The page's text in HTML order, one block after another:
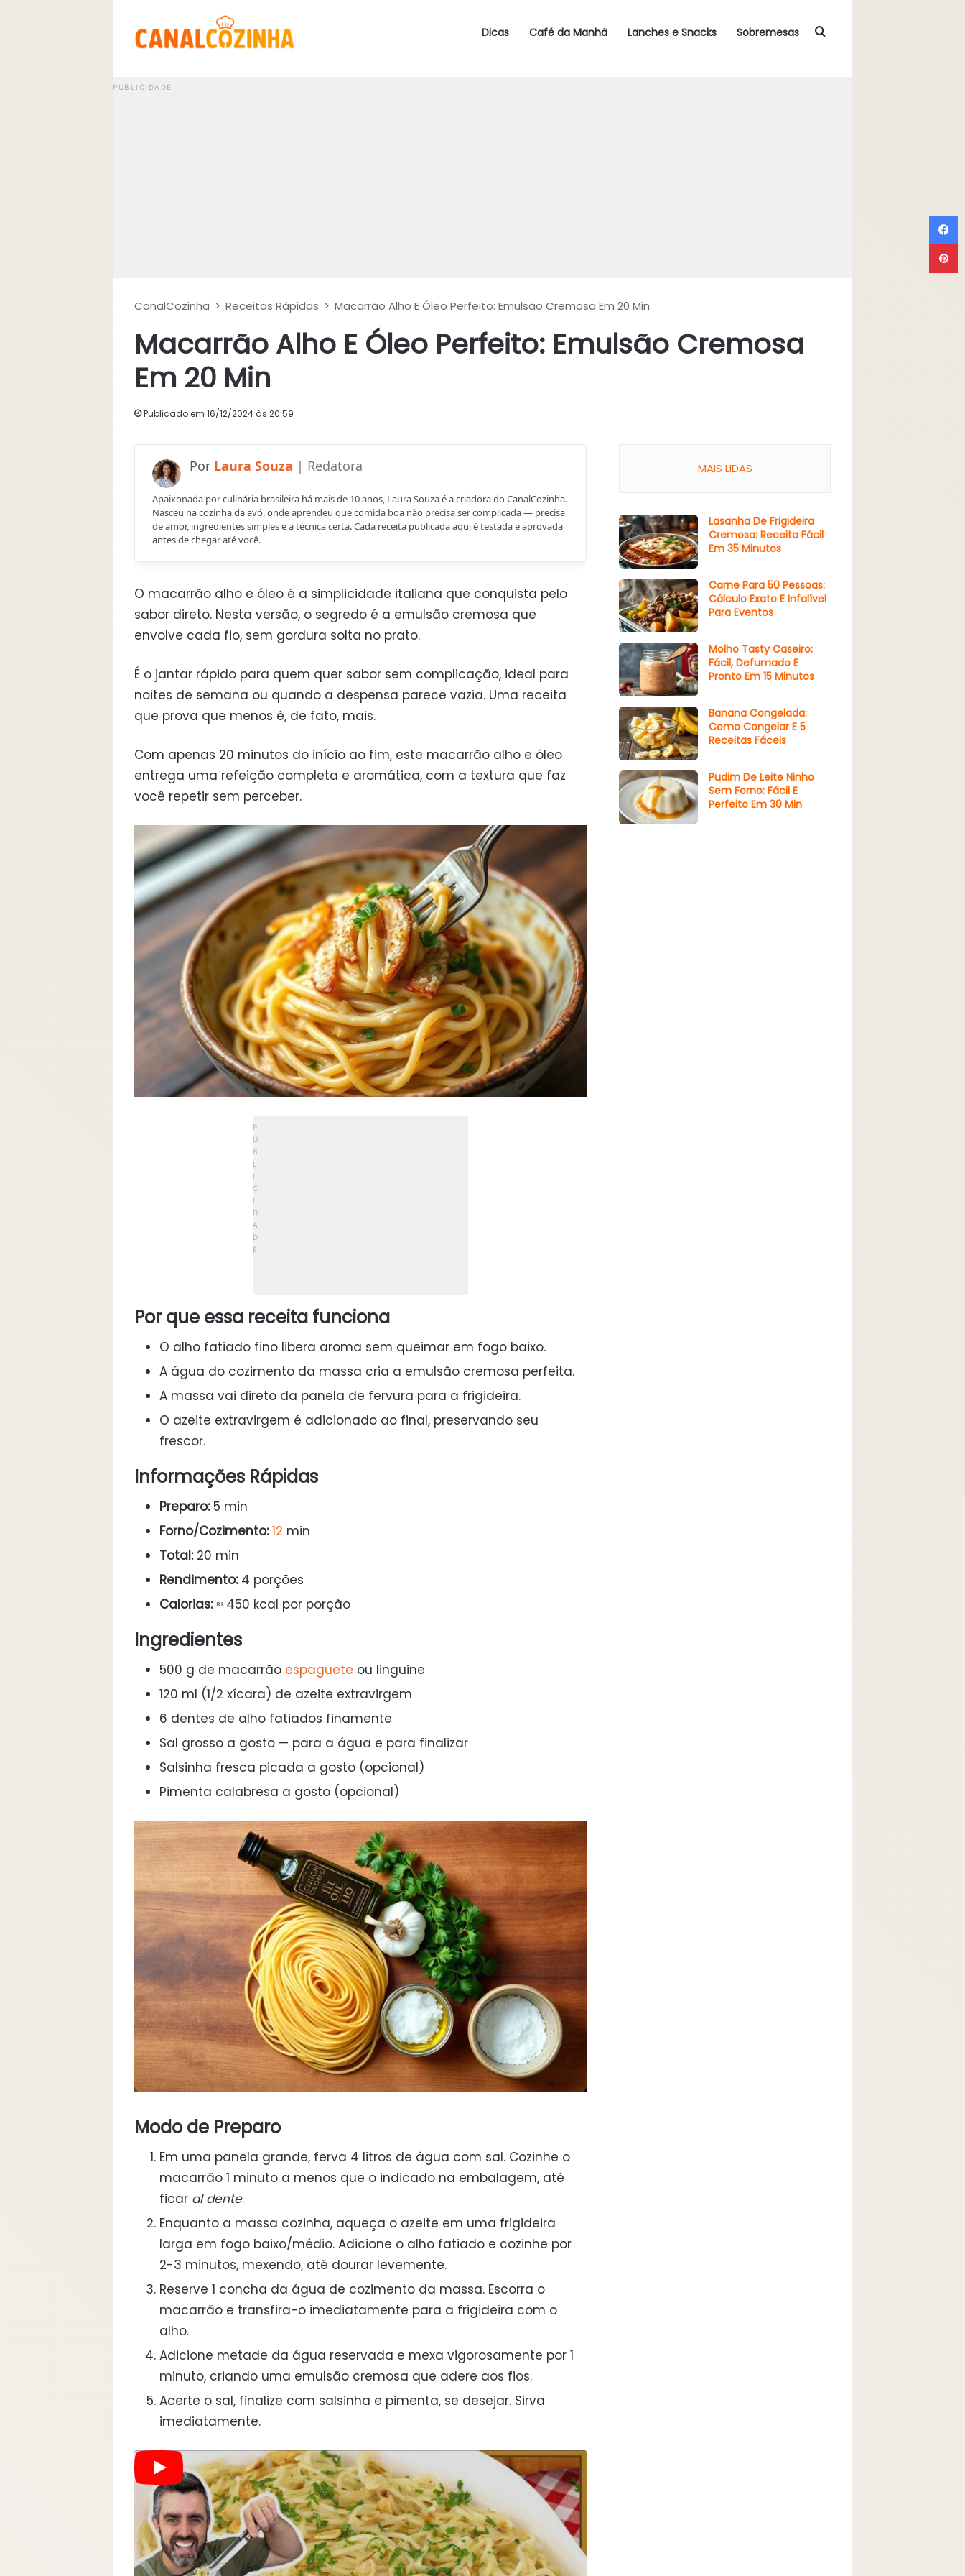
Dicas Café da Manhã Lanches e Snacks Sobremesas Procurar por
CanalCozinha > Receitas Rápidas > Macarrão Alho E Óleo Perfeito: Emulsão Cremosa Em 20 Min
Macarrão Alho E Óleo Perfeito: Emulsão Cremosa
Em 20 Min
Publicado em 16/12/2024 às 20:59
Laura Souza
Apaixonada por culinária brasileira há mais de 10 anos, Laura Souza é a criadora do CanalCozinha.
Nasceu na cozinha da avó, onde aprendeu que comida boa não precisa ser complicada — precisa
de amor, ingredientes simples e a técnica certa. Cada receita publicada aqui é testada e aprovada
antes de chegar até você.
O macarrão alho e óleo é a simplicidade italiana que conquista pelo
sabor direto. Nesta versão, o segredo é a emulsão cremosa que
envolve cada fio, sem gordura solta no prato.
É o jantar rápido para quem quer sabor sem complicação, ideal para
noites de semana ou quando a despensa parece vazia. Uma receita
que prova que menos é, de fato, mais.
Com apenas 20 minutos do início ao fim, este macarrão alho e óleo
entrega uma refeição completa e aromática, com a textura que faz
você repetir sem perceber.
Por que essa receita funciona
O alho fatiado fino libera aroma sem queimar em fogo baixo.
A água do cozimento da massa cria a emulsão cremosa perfeita.
A massa vai direto da panela de fervura para a frigideira.
O azeite extravirgem é adicionado ao final, preservando seu
frescor.
Informações Rápidas
Preparo:5 min
Forno/Cozimento: 12 min
Total:20 min
Rendimento:4 porções
Calorias:≈ 450 kcal por porção
Ingredientes
500 g de macarrão espaguete ou linguine
120 ml (1/2 xícara) de azeite extravirgem
6 dentes de alho fatiados finamente
Sal grosso a gosto — para a água e para finalizar
Salsinha fresca picada a gosto (opcional)
Pimenta calabresa a gosto (opcional)
Modo de Preparo
Em uma panela grande, ferva 4 litros de água com sal. Cozinhe o
macarrão 1 minuto a menos que o indicado na embalagem, até
ficar al dente.
Enquanto a massa cozinha, aqueça o azeite em uma frigideira
larga em fogo baixo/médio. Adicione o alho fatiado e cozinhe por
2-3 minutos, mexendo, até dourar levemente.
Reserve 1 concha da água de cozimento da massa. Escorra o
macarrão e transfira-o imediatamente para a frigideira com o
alho.
Adicione metade da água reservada e mexa vigorosamente por 1
minuto, criando uma emulsão cremosa que adere aos fios.
Acerte o sal, finalize com salsinha e pimenta, se desejar. Sirva
imediatamente.
MAIS LIDAS
Lasanha De Frigideira
Cremosa: Receita Fácil
Em 35 Minutos
Carne Para 50 Pessoas:
Cálculo Exato E Infalível
Para Eventos
Molho Tasty Caseiro:
Fácil, Defumado E
Pronto Em 15 Minutos
Banana Congelada:
Como Congelar E 5
Receitas Fáceis
Pudim De Leite Ninho
Sem Forno: Fácil E
Perfeito Em 30 Min